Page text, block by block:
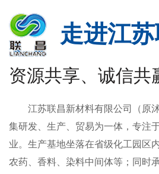
走进江
资源共享、诚信共
江苏联昌新材料有限公司
（原
集研发、生产、贸易为一体，专注
业。生产基地坐落在省级化工园区
农药、香料、染料中间体等；同时